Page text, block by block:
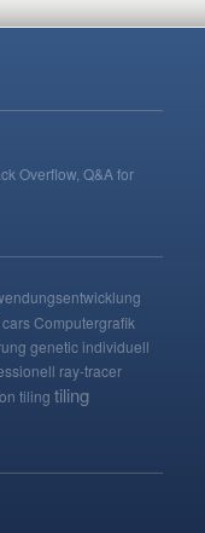
cars Computergrafik
genetic individuell
ray-tracer
tiling tiling